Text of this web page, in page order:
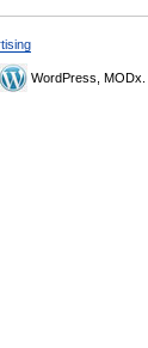
WordPress, MODx.